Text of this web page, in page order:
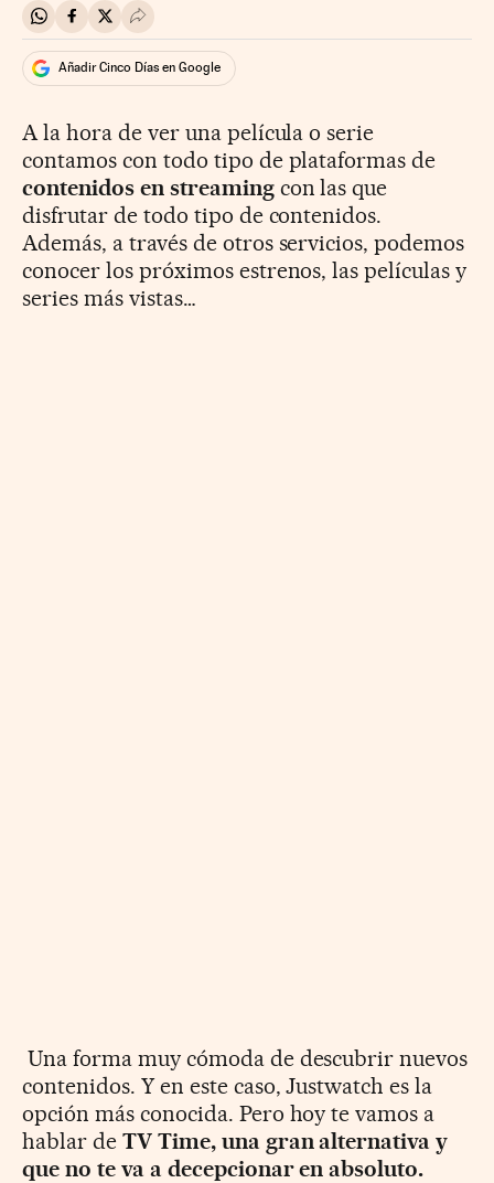
Compartir en Whatsapp
Compartir en Facebook
Compartir en Twitter
Desplegar Redes Sociales
Añadir Cinco Días en Google
A la hora de ver una película o serie
contamos con todo tipo de plataformas de
contenidos en streamingcon las que
disfrutar de todo tipo de contenidos.
Además, a través de otros servicios, podemos
conocer los próximos estrenos, las películas y
series más vistas…
Una forma muy cómoda de descubrir nuevos
contenidos. Y en este caso, Justwatch es la
opción más conocida. Pero hoy te vamos a
hablar de TV Time, una gran alternativa y
que no te va a decepcionar en absoluto.